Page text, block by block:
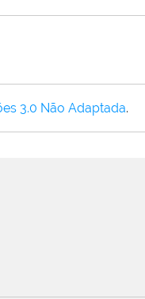
3.0 Não Adaptada.